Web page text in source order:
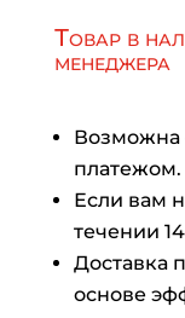
Товар в
менеджера
Возможна
платежом.
Если вам
течении
Доставка
основе